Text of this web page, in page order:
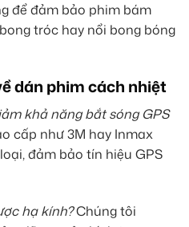
để đảm bảo phim bám
tróc hay nổi bong bóng
dán phim cách nhiệt
khả năng bắt sóng GPS
cấp như 3M hay Inmax
đảm bảo tín hiệu GPS
hạ kính?Chúng tôi